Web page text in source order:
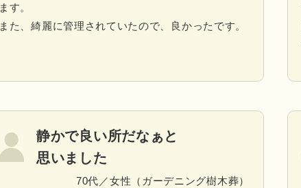
ます。
また、綺麗に管理されていたので、良かったです。
静かで良い所だなぁと
思いました
70代／女性（ガーデニング樹木葬）